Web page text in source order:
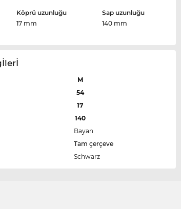
Köprü uzunluğu
17 mm
Sap uzunluğu
140 mm
M
54
17
140
Bayan
Tam çerçeve
Schwarz